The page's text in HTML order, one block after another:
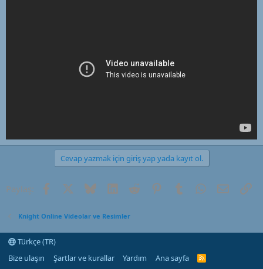
Cevap yazmak için giriş yap yada kayıt ol.
Paylaş: FacebookX (Twitter)
BlueskyLinkedInReddit PinterestTumblr WhatsApp
E-posta
Knight Online Videolar ve Resimler
Türkçe (TR)
Bize ulaşın
Şartlar ve kurallar Yardım Ana sayfa
R